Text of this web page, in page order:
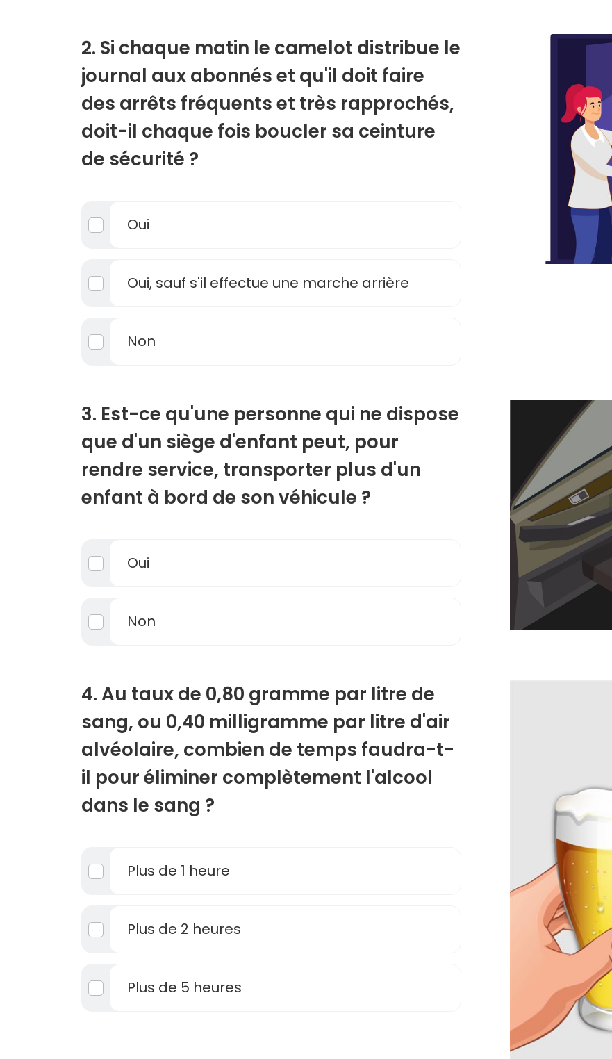
2. Si chaque matin le camelot distribue le
journal aux abonnés et qu'il doit faire
des arrêts fréquents et très rapprochés,
doit-il chaque fois boucler sa ceinture
de sécurité ?
Oui
Oui, sauf s'il effectue une marche arrière
Non
3. Est-ce qu'une personne qui ne dispose
que d'un siège d'enfant peut, pour
rendre service, transporter plus d'un
enfant à bord de son véhicule ?
Oui
Non
4. Au taux de 0,80 gramme par litre de
sang, ou 0,40 milligramme par litre d'air
alvéolaire, combien de temps faudra-t-
il pour éliminer complètement l'alcool
dans le sang ?
Plus de 1 heure
Plus de 2 heures
Plus de 5 heures